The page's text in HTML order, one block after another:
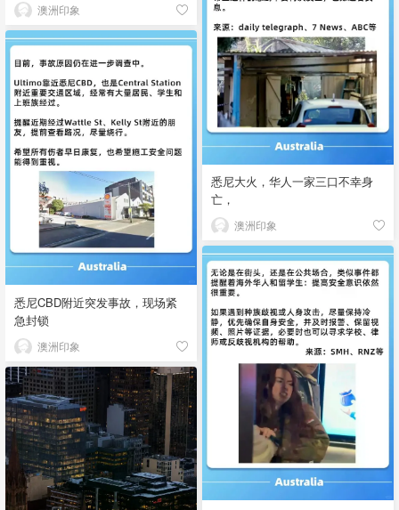
澳洲印象
悉尼大火，华人一家三口不幸身
亡，
澳洲印象
悉尼CBD附近突发事故，现场紧
急封锁
澳洲印象